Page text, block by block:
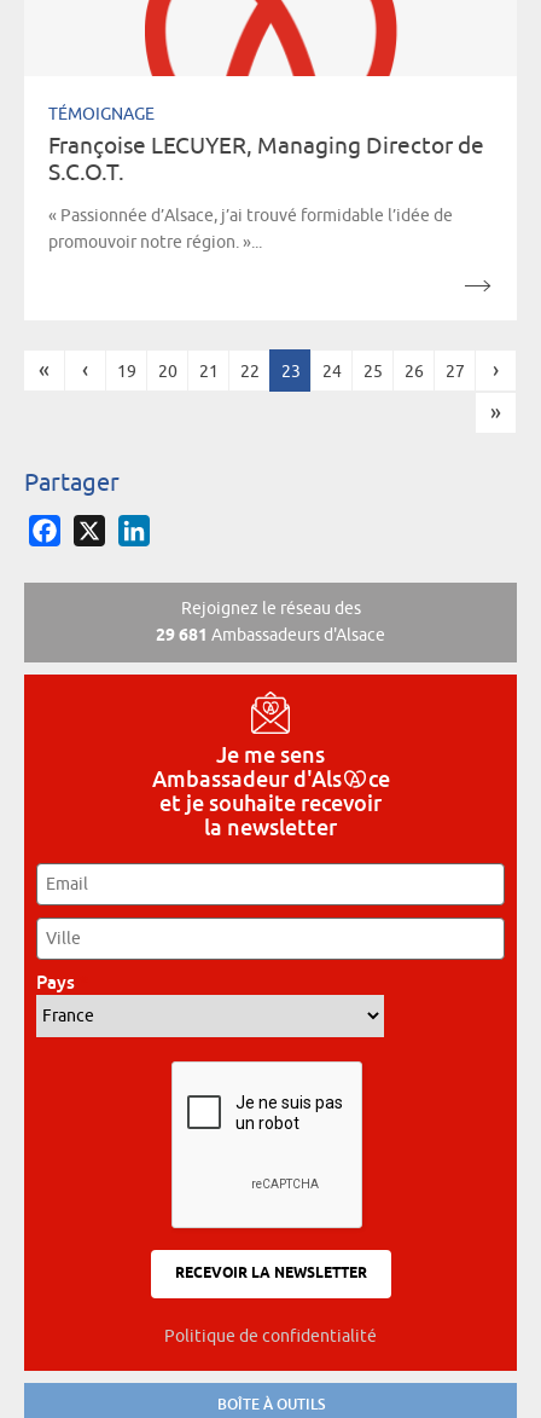
TÉMOIGNAGE
Françoise LECUYER, Managing Director de
S.C.O.T.
« Passionnée d’Alsace, j’ai trouvé formidable l’idée de
promouvoir notre région. »...
« ‹ 19 20 21 22 23 24 25 26 27
›
»
Partager
Facebook
Rejoignez le réseau des
29 681 Ambassadeurs d'Alsace
Je me sens
Ambassadeurd'Als
ce
et je souhaite recevoir
la newsletter
Email
Ville
Pays
Politique de confidentialité
BOÎTE À OUTILS